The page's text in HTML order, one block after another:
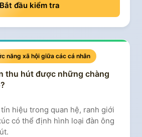
Bắt đầu kiểm tra
năng xã hội giữa các cá nhân
thu hút được những chàng
hiệu trong quan hệ, ranh giới
có thể định hình loại đàn ông